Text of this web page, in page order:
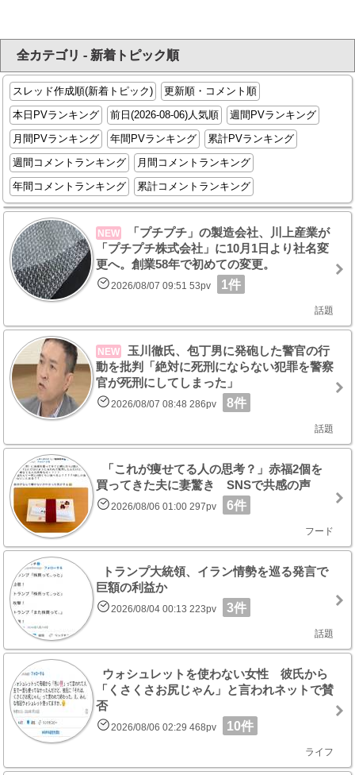
全カテゴリ - 新着トピック順
スレッド作成順(新着トピック)
更新順・コメント順
本日PVランキング
前日(2026-08-06)人気順
週間PVランキング
月間PVランキング
年間PVランキング
累計PVランキング
週間コメントランキング
月間コメントランキング
年間コメントランキング
累計コメントランキング
NEW
「プチプチ」の製造会社、川上産業が
「プチプチ株式会社」に10月1日より社名変
更へ。創業58年で初めての変更。
2026/08/07 09:51 53pv 1件
話題
NEW
玉川徹氏、包丁男に発砲した警官の行
動を批判「絶対に死刑にならない犯罪を警察
官が死刑にしてしまった」
2026/08/07 08:48 286pv 8件
話題
「これが痩せてる人の思考？」赤福2個を
買ってきた夫に妻驚き SNSで共感の声
2026/08/06 01:00 297pv 6件
フード
トランプ大統領、イラン情勢を巡る発言で
巨額の利益か
2026/08/04 00:13 223pv 3件
話題
ウォシュレットを使わない女性 彼氏から
「くさくさお尻じゃん」と言われネットで賛
否
2026/08/06 02:29 468pv 10件
ライフ